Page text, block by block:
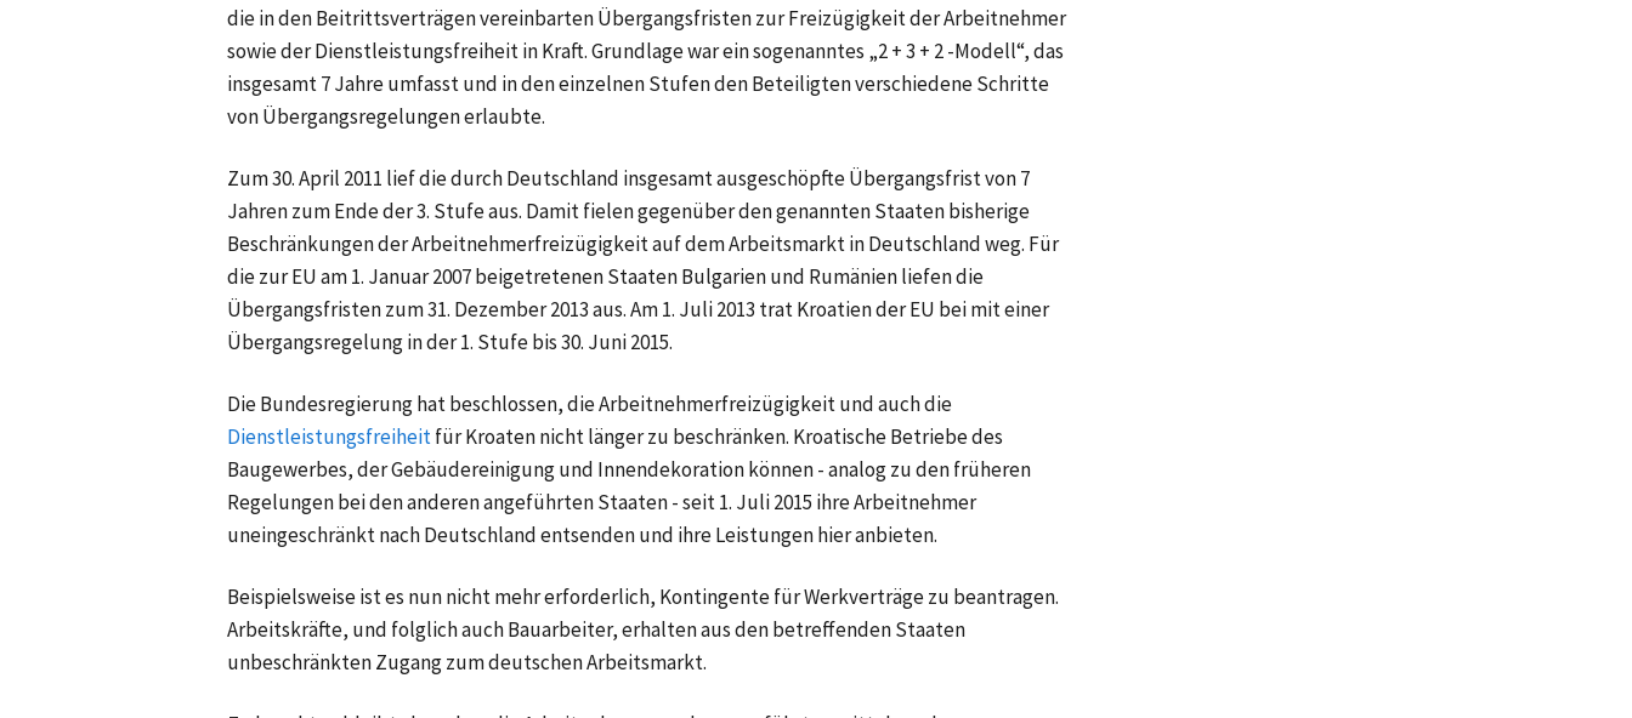
die in den Beitrittsverträgen vereinbarten Übergangsfristen zur Freizügigkeit der Arbeitnehmer
sowie der Dienstleistungsfreiheit in Kraft. Grundlage war ein sogenanntes „2 + 3 + 2 -Modell“, das
insgesamt 7 Jahre umfasst und in den einzelnen Stufen den Beteiligten verschiedene Schritte
von Übergangsregelungen erlaubte.
Zum 30. April 2011 lief die durch Deutschland insgesamt ausgeschöpfte Übergangsfrist von 7
Jahren zum Ende der 3. Stufe aus. Damit fielen gegenüber den genannten Staaten bisherige
Beschränkungen der Arbeitnehmerfreizügigkeit auf dem Arbeitsmarkt in Deutschland weg. Für
die zur EU am 1. Januar 2007 beigetretenen Staaten Bulgarien und Rumänien liefen die
Übergangsfristen zum 31. Dezember 2013 aus. Am 1. Juli 2013 trat Kroatien der EU bei mit einer
Übergangsregelung in der 1. Stufe bis 30. Juni 2015.
Die Bundesregierung hat beschlossen, die Arbeitnehmerfreizügigkeit und auch die
Dienstleistungsfreiheitfür Kroaten nicht länger zu beschränken. Kroatische Betriebe des
Baugewerbes, der Gebäudereinigung und Innendekoration können - analog zu den früheren
Regelungen bei den anderen angeführten Staaten - seit 1. Juli 2015 ihre Arbeitnehmer
uneingeschränkt nach Deutschland entsenden und ihre Leistungen hier anbieten.
Beispielsweise ist es nun nicht mehr erforderlich, Kontingente für Werkverträge zu beantragen.
Arbeitskräfte, und folglich auch Bauarbeiter, erhalten aus den betreffenden Staaten
unbeschränkten Zugang zum deutschen Arbeitsmarkt.